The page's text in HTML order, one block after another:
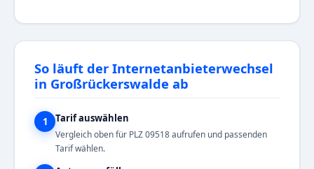
So läuft der Internetanbieterwechsel
in Großrückerswalde ab
1 Tarif auswählen
Vergleich oben für PLZ 09518 aufrufen und passenden
Tarif wählen.